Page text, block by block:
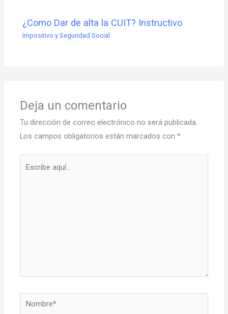
¿Como Dar de alta la CUIT? Instructivo
Impositivo y Seguridad Social
Deja un comentario
Tu dirección de correo electrónico no será publicada.
Los campos obligatorios están marcados con*
Nombre*